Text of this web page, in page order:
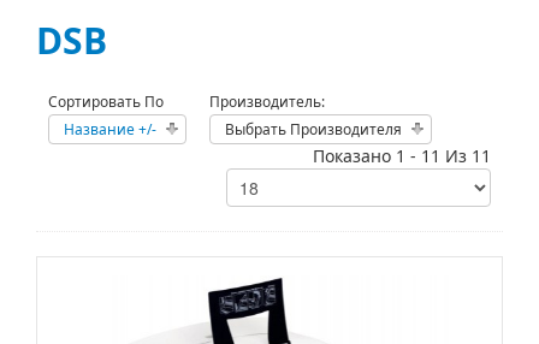
DSB
Сортировать По
Название +/-
Производитель:
Выбрать Производителя
Показано 1 - 11 Из 11